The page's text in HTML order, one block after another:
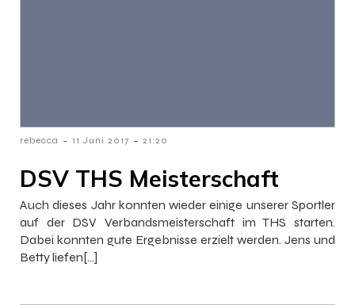
rebecca - 11 Juni 2017 - 21:20
DSV THS Meisterschaft
Auch dieses Jahr konnten wieder einige unserer Sportler
auf der DSV Verbandsmeisterschaft im THS starten.
Dabei konnten gute Ergebnisse erzielt werden. Jens und
Betty liefen[…]